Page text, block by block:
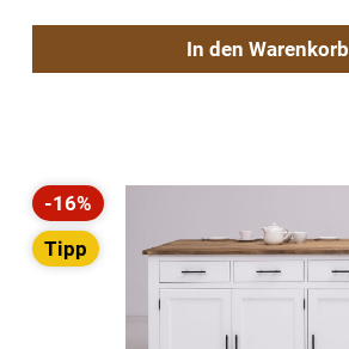
In den Warenkorb
Rabatt
-16%
Tipp